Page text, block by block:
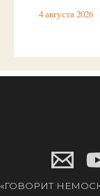
4 августа 2026
«ГОВОРИТ